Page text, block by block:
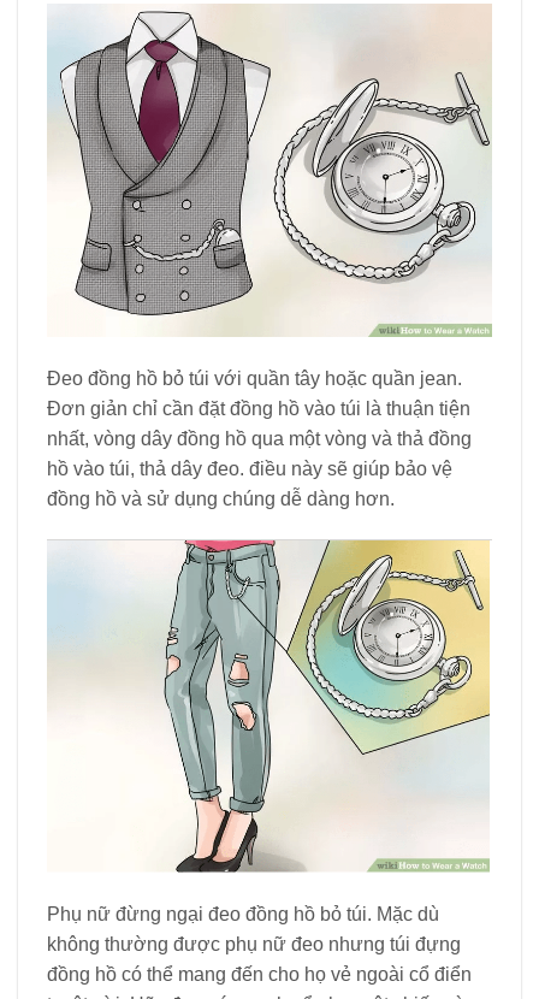
Đeo đồng hồ bỏ túi với quần tây hoặc quần jean.
Đơn giản chỉ cần đặt đồng hồ vào túi là thuận tiện
nhất, vòng dây đồng hồ qua một vòng và thả đồng
hồ vào túi, thả dây đeo. điều này sẽ giúp bảo vệ
đồng hồ và sử dụng chúng dễ dàng hơn.
Phụ nữ đừng ngại đeo đồng hồ bỏ túi. Mặc dù
không thường được phụ nữ đeo nhưng túi đựng
đồng hồ có thể mang đến cho họ vẻ ngoài cổ điển